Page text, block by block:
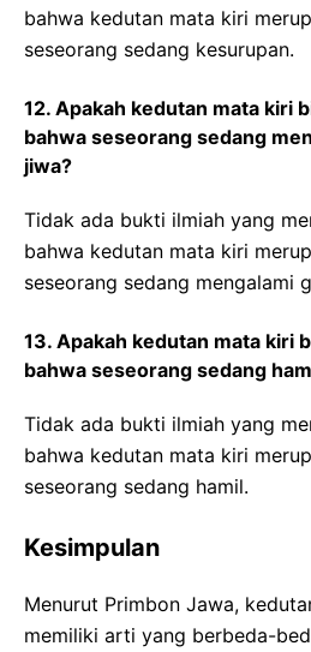
bahwa kedutan mata kiri
seseorang sedang kesurupan.
12. Apakah kedutan mata kiri
bahwa seseorang sedang
jiwa?
Tidak ada bukti ilmiah yang
bahwa kedutan mata kiri
seseorang sedang mengalami
13. Apakah kedutan mata kiri
bahwa seseorang sedang
Tidak ada bukti ilmiah yang
bahwa kedutan mata kiri
seseorang sedang hamil.
Kesimpulan
Menurut Primbon Jawa,
memiliki arti yang berbeda-